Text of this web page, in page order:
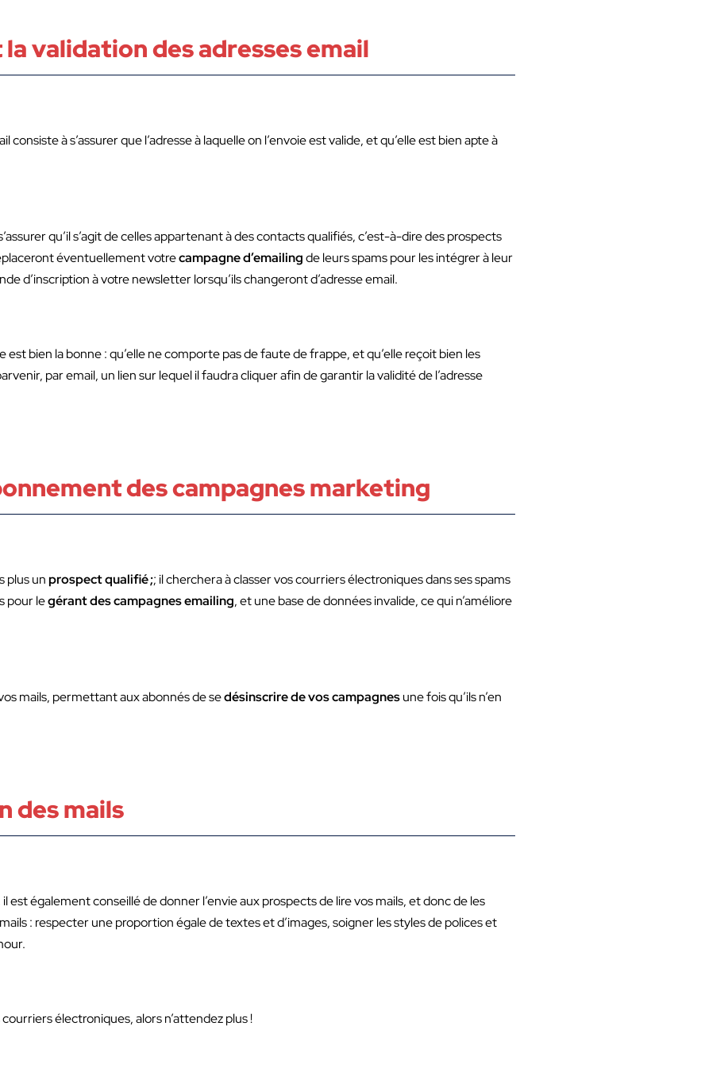
validation des adresses email
consiste à s’assurer que l’adresse à laquelle on l’envoie est valide, et qu’elle est bien apte à
qu’il s’agit de celles appartenant à des contacts qualifiés, c’est-à-dire des prospects
éventuellement votrecampagne d’emailingde leurs spams pour les intégrer à leur
d’inscription à votre newsletter lorsqu’ils changeront d’adresse email.
est bien la bonne : qu’elle ne comporte pas de faute de frappe, et qu’elle reçoit bien les
par email, un lien sur lequel il faudra cliquer afin de garantir la validité de l’adresse
des campagnes marketing
plus unprospect qualifié ;; il cherchera à classer vos courriers électroniques dans ses spams
pour legérant des campagnes emailing, et une base de données invalide, ce qui n’améliore
mails, permettant aux abonnés de sedésinscrire de vos campagnesune fois qu’ils n’en
des mails
il est également conseillé de donner l’envie aux prospects de lire vos mails, et donc de les
: respecter une proportion égale de textes et d’images, soigner les styles de polices et
électroniques, alors n’attendez plus !